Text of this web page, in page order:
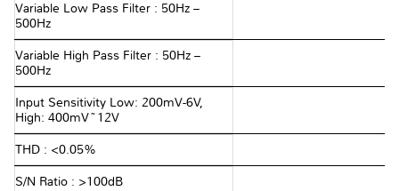
Variable Low Pass Filter : 50Hz –
500Hz
Variable High Pass Filter : 50Hz –
500Hz
Input Sensitivity Low: 200mV-6V,
High: 400mV~12V
THD : <0.05%
S/N Ratio : >100dB